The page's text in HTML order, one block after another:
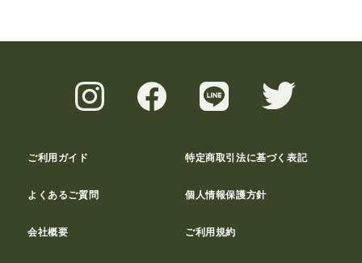
ご利用ガイド 特定商取引法に基づく表記
よくあるご質問 個人情報保護方針
会社概要 ご利用規約